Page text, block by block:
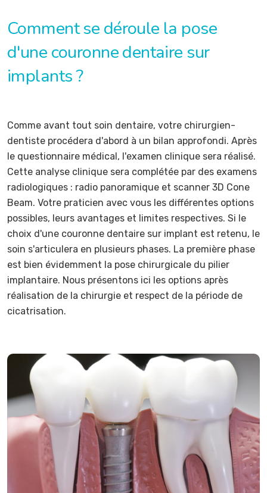
Comment se déroule la pose
d'une couronne dentaire sur
implants ?
Comme avant tout soin dentaire, votre chirurgien-
dentiste procédera d'abord à un bilan approfondi. Après
le questionnaire médical, l'examen clinique sera réalisé.
Cette analyse clinique sera complétée par des examens
radiologiques : radio panoramique et scanner 3D Cone
Beam. Votre praticien avec vous les différentes options
possibles, leurs avantages et limites respectives. Si le
choix d'une couronne dentaire sur implant est retenu, le
soin s'articulera en plusieurs phases. La première phase
est bien évidemment la pose chirurgicale du pilier
implantaire. Nous présentons ici les options après
réalisation de la chirurgie et respect de la période de
cicatrisation.